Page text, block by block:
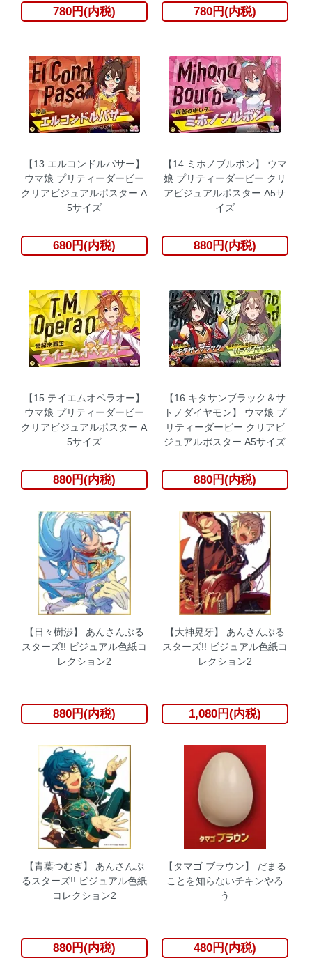
780円(内税) 780円(内税)
【13.エルコンドルパサー】
ウマ娘 プリティーダービー
クリアビジュアルポスター A
5サイズ
680円(内税)
【14.ミホノブルボン】 ウマ
娘 プリティーダービー クリ
アビジュアルポスター A5サ
イズ
880円(内税)
【15.テイエムオペラオー】
ウマ娘 プリティーダービー
クリアビジュアルポスター A
5サイズ
880円(内税)
【16.キタサンブラック＆サ
トノダイヤモン】 ウマ娘 プ
リティーダービー クリアビ
ジュアルポスター A5サイズ
880円(内税)
【日々樹渉】 あんさんぶる
スターズ!! ビジュアル色紙コ
レクション2
880円(内税)
【大神晃牙】 あんさんぶる
スターズ!! ビジュアル色紙コ
レクション2
1,080円(内税)
【青葉つむぎ】 あんさんぶ
るスターズ!! ビジュアル色紙
コレクション2
880円(内税)
【タマゴ ブラウン】 だまる
ことを知らないチキンやろ
う
480円(内税)